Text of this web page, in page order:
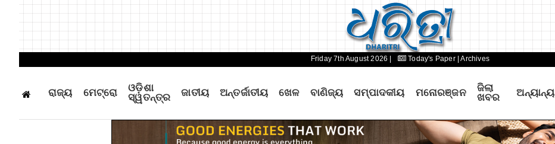
Friday 7th August 2026 | Today's Paper | Archives
ରାଜ୍ୟ ମେଟ୍ରୋ
ଓଡ଼ିଶା
ସ୍ୱତନ୍ତ୍ର
ଜାତୀୟ ଅନ୍ତର୍ଜାତୀୟ ଖେଳ ବାଣିଜ୍ୟ ସମ୍ପାଦକୀୟ ମନୋରଞ୍ଜନ
ଜିଲା
ଖବର
ଅନ୍ୟାନ୍ୟ